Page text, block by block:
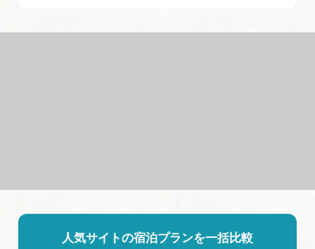
人気サイトの宿泊プランを一括比較